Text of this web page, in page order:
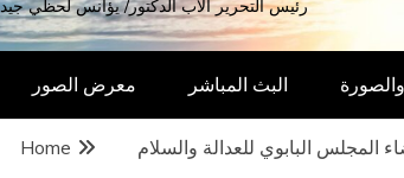
رئيس التحرير الاب الدكتور/ يؤانس لحظي جيد
البث المباشر معرض الصور
Home المجلس البابوي للعدالة والسلام